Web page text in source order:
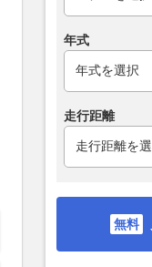
年式
走行距離